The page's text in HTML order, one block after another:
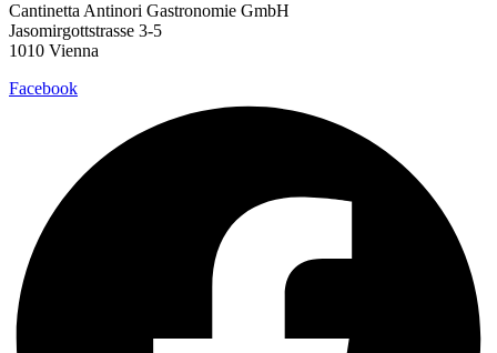
Cantinetta Antinori Gastronomie GmbH
Jasomirgottstrasse 3-5
1010 Vienna
Facebook